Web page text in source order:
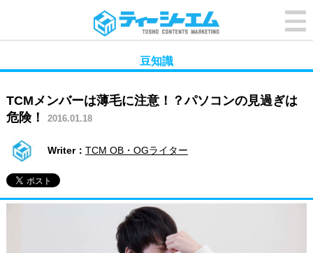
豆知識
TCMメンバーは薄毛に注意！？パソコンの見過ぎは
危険！
2016.01.18
Writer： TCM OB・OGライター